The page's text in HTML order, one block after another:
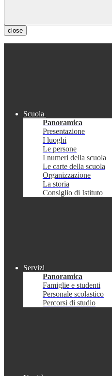
close
Scuola
Panoramica
Presentazione
I luoghi
Le persone
I numeri della scuola
Le carte della scuola
Organizzazione
La storia
Consiglio di Istituto
Servizi
Panoramica
Famiglie e studenti
Personale scolastico
Percorsi di studio